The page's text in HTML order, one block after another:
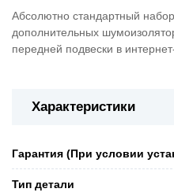
Абсолютно стандартный набор
дополнительных
передней подвески в
Характеристики
Гарантия (При условии
Тип детали